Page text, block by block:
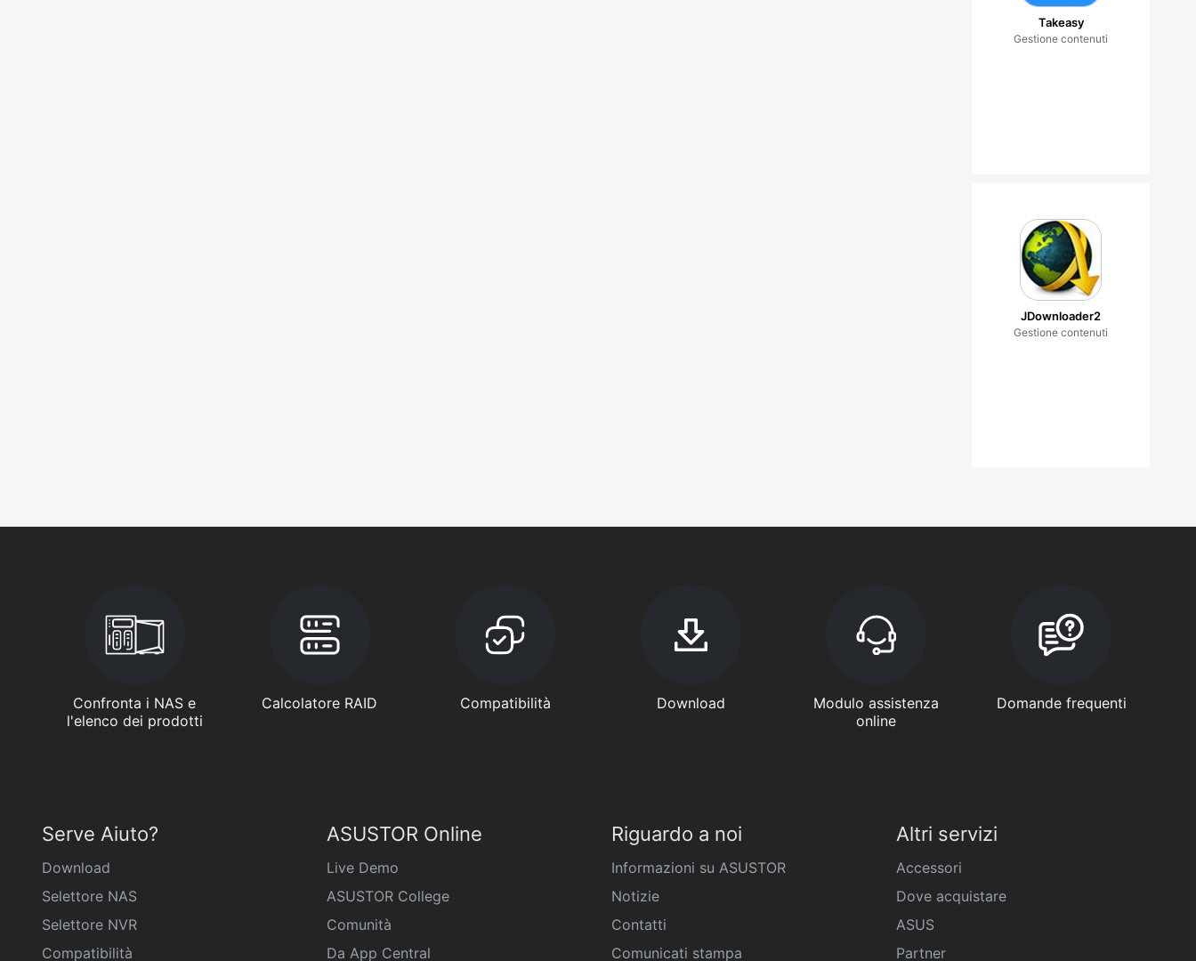
Takeasy
Gestione contenuti
JDownloader2
Gestione contenuti
Confronta i NAS e
l'elenco dei prodotti
Calcolatore RAID Compatibilità Download
Modulo assistenza
online
Domande frequenti
Serve Aiuto?
Download
Selettore NAS
Selettore NVR
Compatibilità
ASUSTOR Online
Live Demo
ASUSTOR College
Comunità
Da App Central
Riguardo a noi
Informazioni su ASUSTOR
Notizie
Contatti
Comunicati stampa
Altri servizi
Accessori
Dove acquistare
ASUS
Partner